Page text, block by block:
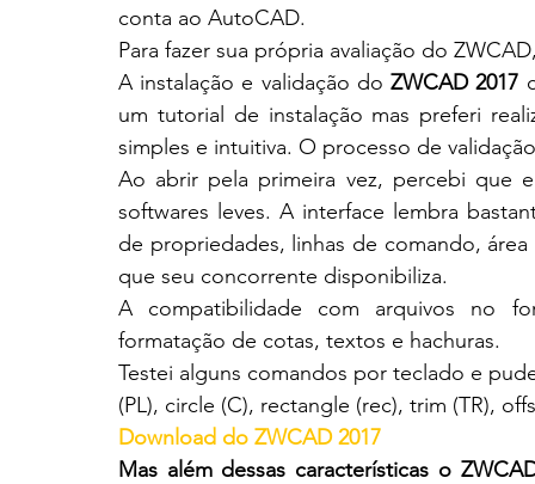
conta ao AutoCAD.
Para fazer sua própria avaliação do
A instalação e validação do ZWCAD 2017
um tutorial de instalação mas preferi
simples e intuitiva. O processo de
Ao abrir pela primeira vez, percebi que
softwares leves. A interface lembra
de propriedades, linhas de comando,
que seu concorrente disponibiliza.
A compatibilidade com arquivos no
formatação de cotas, textos e hachuras.
Testei alguns comandos por teclado e
(PL), circle (C), rectangle (rec), trim (TR),
Download do ZWCAD 2017
Mas além dessas características o